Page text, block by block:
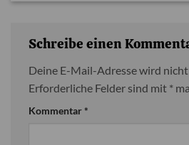
Schreibe einen
Deine E-Mail-Adresse wird
Erforderliche Felder sind mit *
Kommentar*